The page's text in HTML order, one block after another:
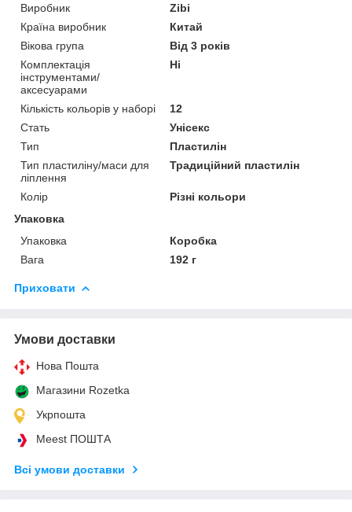
Виробник
Zibi
Країна виробник
Китай
Вікова група
Від 3 років
Комплектація
інструментами/
аксесуарами
Ні
Кількість кольорів у наборі
12
Стать
Унісекс
Тип
Пластилін
Тип пластиліну/маси для
ліплення
Традиційний пластилін
Колір
Різні кольори
Упаковка
Упаковка
Коробка
Вага
192 г
Приховати
Умови доставки
Нова Пошта
Магазини Rozetka
Укрпошта
Meest ПОШТА
Всі умови доставки